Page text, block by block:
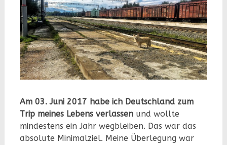
Am 03. Juni 2017 habe ich Deutschland zum
Trip meines Lebens verlassenund wollte
mindestens ein Jahr wegbleiben. Das war das
absolute Minimalziel. Meine Überlegung war